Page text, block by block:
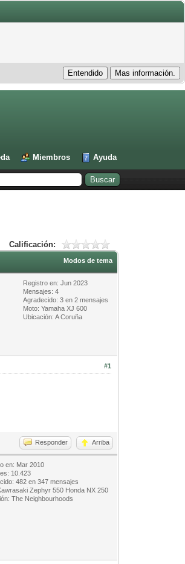
Miembros Ayuda
Calificación:
Modos de tema
Registro en: Jun 2023
Mensajes: 4
Agradecido: 3 en 2 mensajes
Moto: Yamaha XJ 600
Ubicación: A Coruña
#1
Responder Arriba
en: Mar 2010
10.423
482 en 347 mensajes
Zephyr 550 Honda NX 250
The Neighbourhoods